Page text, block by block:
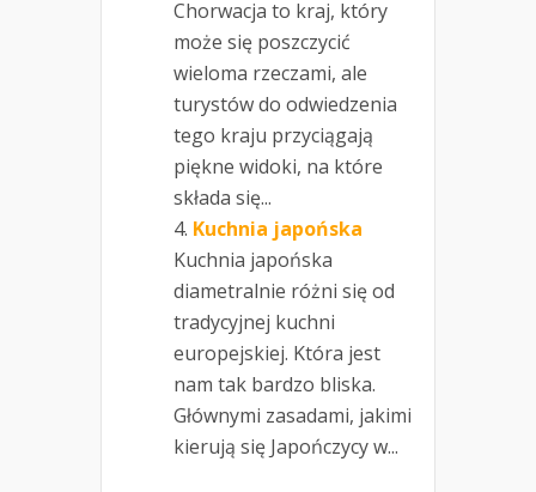
Chorwacja to kraj, który
może się poszczycić
wieloma rzeczami, ale
turystów do odwiedzenia
tego kraju przyciągają
piękne widoki, na które
składa się...
Kuchnia japońska
Kuchnia japońska
diametralnie różni się od
tradycyjnej kuchni
europejskiej. Która jest
nam tak bardzo bliska.
Głównymi zasadami, jakimi
kierują się Japończycy w...